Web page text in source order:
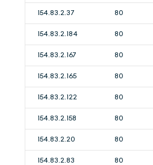
154.83.2.37 80
154.83.2.184 80
154.83.2.167 80
154.83.2.165 80
154.83.2.122 80
154.83.2.158 80
154.83.2.20 80
154.83.2.83 80